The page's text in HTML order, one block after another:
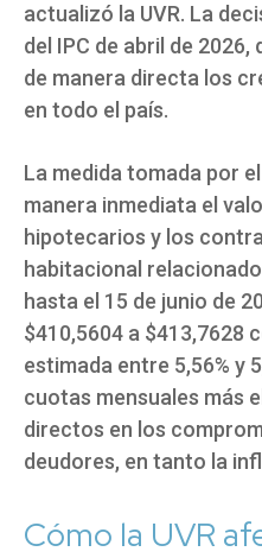
actualizó la UVR. La
del IPC de abril de
de manera directa los
en todo el país.
La medida tomada por
manera inmediata el
hipotecarios y los
habitacional
hasta el 15 de junio de
$410,5604 a $413,7628
estimada entre 5,56% y
cuotas mensuales más
directos en los
deudores, en tanto la
Cómo la UVR